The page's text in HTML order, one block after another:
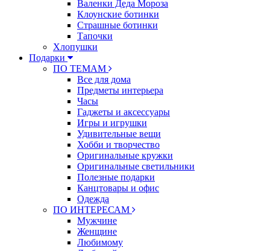
Валенки Деда Мороза
Клоунские ботинки
Страшные ботинки
Тапочки
Хлопушки
Подарки
ПО ТЕМАМ
Все для дома
Предметы интерьера
Часы
Гаджеты и аксессуары
Игры и игрушки
Удивительные вещи
Хобби и творчество
Оригинальные кружки
Оригинальные светильники
Полезные подарки
Канцтовары и офис
Одежда
ПО ИНТЕРЕСАМ
Мужчине
Женщине
Любимому